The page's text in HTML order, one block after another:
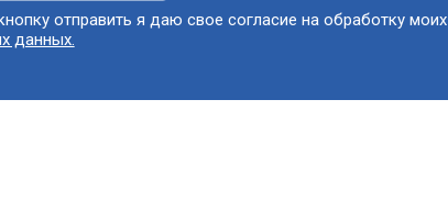
отправить я даю свое согласие на обработку моих
данных.